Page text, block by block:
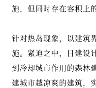
施，但同时存在容积上
针对热岛现象，以建筑
施。紧迫之中，日建设
到冷却城市作用的森林
建城市越凉爽的建筑，